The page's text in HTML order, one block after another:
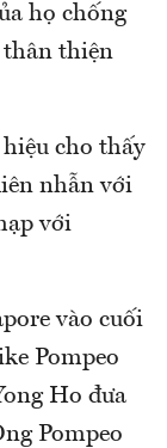
họ chống
thân thiện
cho thấy
nhẫn với
với
vào cuối
Pompeo
Ho đưa
Pompeo